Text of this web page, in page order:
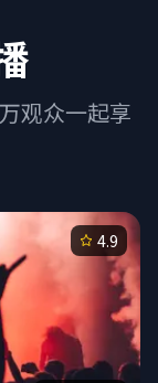
观众一起享
4.9